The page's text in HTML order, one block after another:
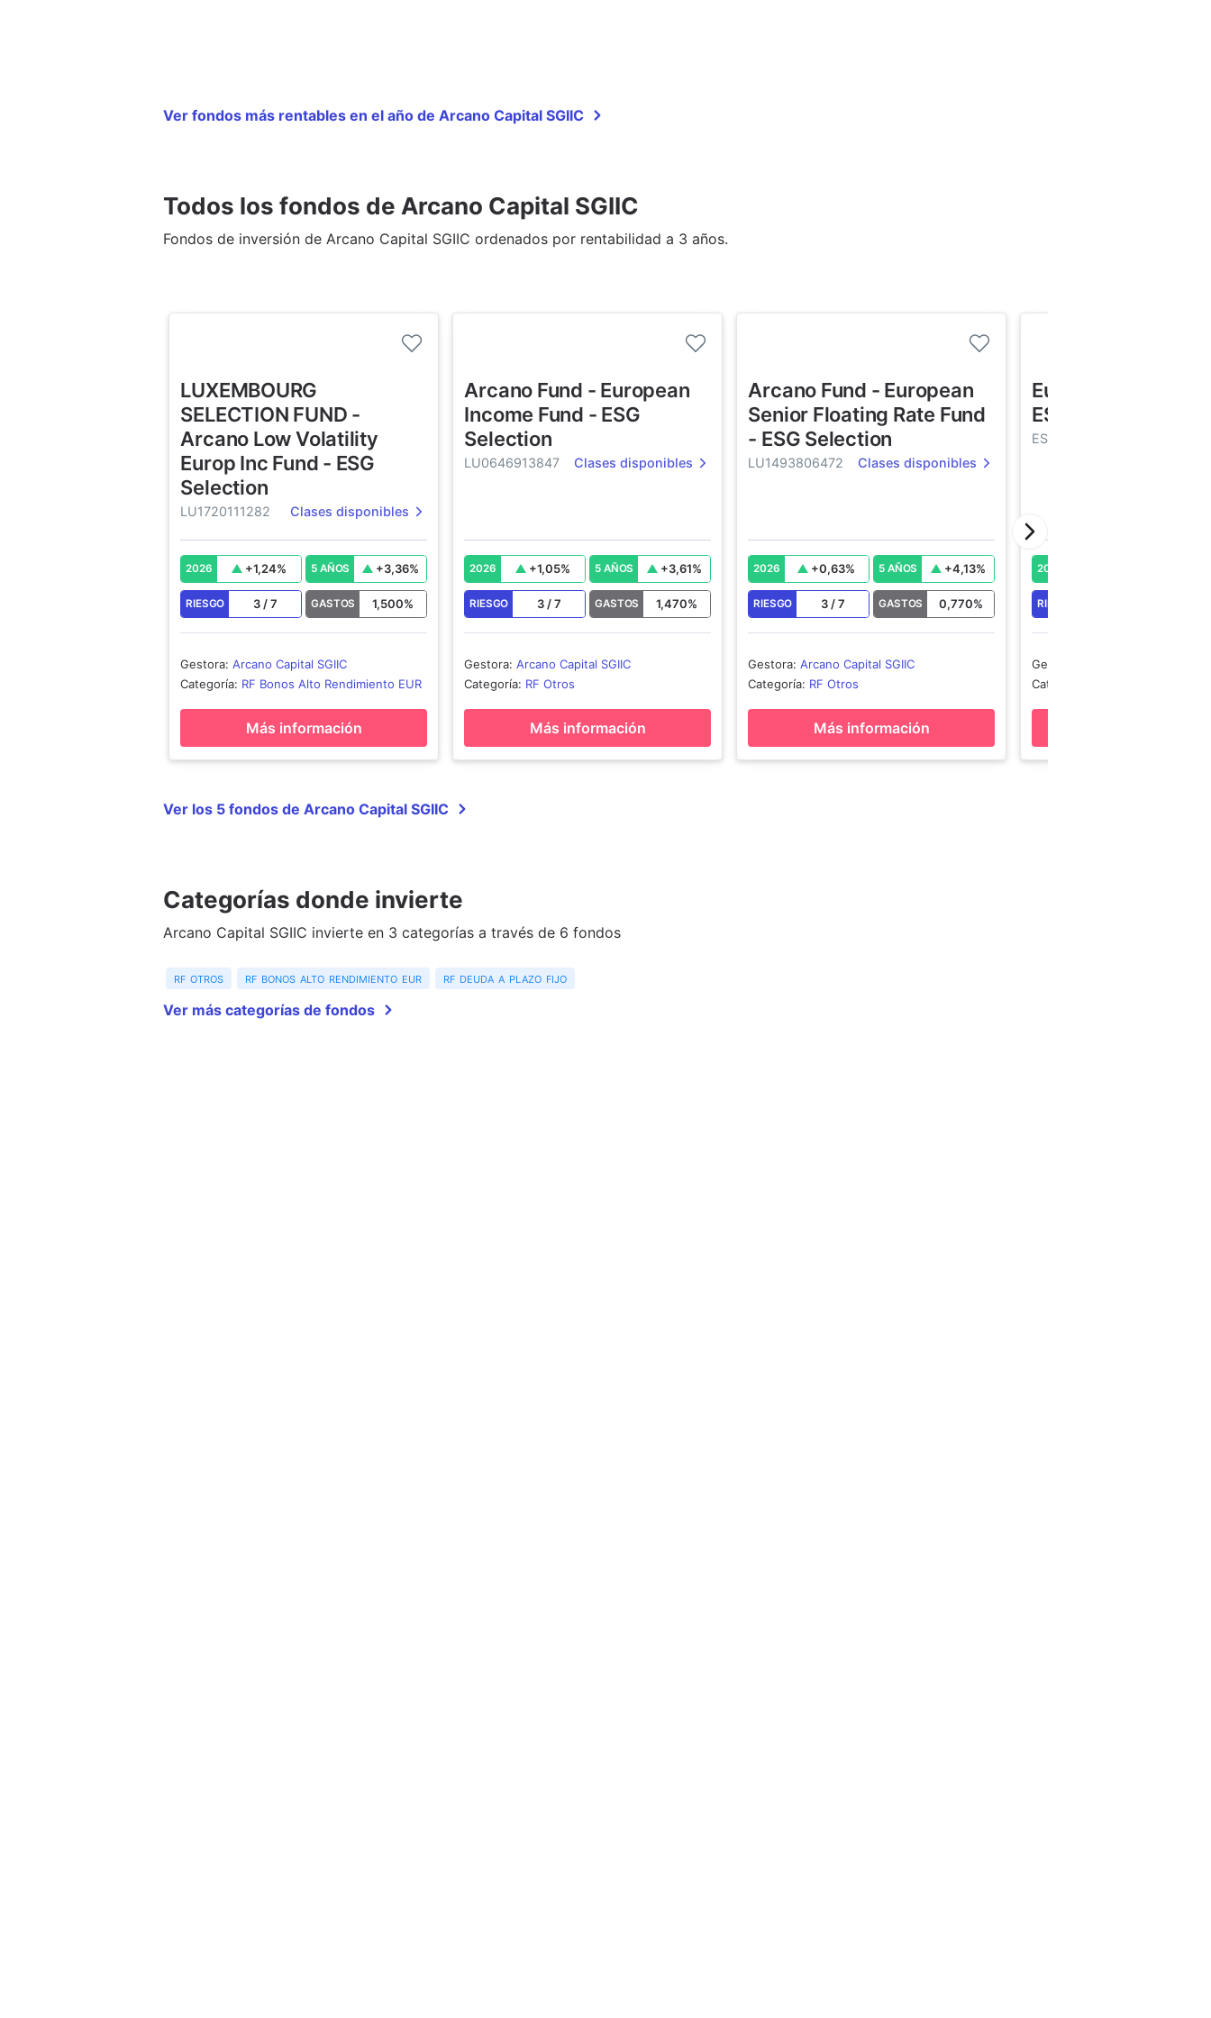
Ver fondos más rentables en el año de Arcano Capital SGIIC
Todos los fondos de Arcano Capital SGIIC
Fondos de inversión de Arcano Capital SGIIC ordenados por rentabilidad a 3 años.
LUXEMBOURG
SELECTION FUND -
Arcano Low Volatility
Europ Inc Fund - ESG
Selection
LU1720111282 Clases disponibles
2026 +1,24% 5 AÑOS +3,36%
RIESGO 3/7 GASTOS 1,500%
Gestora:Arcano Capital SGIIC
Categoría: RF Bonos Alto Rendimiento EUR
Más información
Arcano Fund - European
Income Fund - ESG
Selection
LU0646913847 Clases disponibles
2026 +1,05% 5 AÑOS +3,61%
RIESGO 3/7 GASTOS 1,470%
Gestora:Arcano Capital SGIIC
Categoría: RF Otros
Más información
Arcano Fund - European
Senior Floating Rate Fund
- ESG Selection
LU1493806472 Clases disponibles
2026 +0,63% 5 AÑOS +4,13%
RIESGO 3/7 GASTOS 0,770%
Gestora:Arcano Capital SGIIC
Categoría: RF Otros
Más información
European Income
ESG Selection FIL
ES0109924011
2026
RIESGO
Gestora
Categoría
Ver los 5 fondos de Arcano Capital SGIIC
Categorías donde invierte
Arcano Capital SGIIC invierte en 3 categorías a través de 6 fondos
rf otros rf bonos alto rendimiento eur
rf deuda a plazo fijo
Ver más categorías de fondos